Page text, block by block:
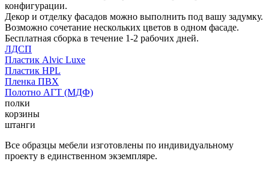
конфигурации.
Декор и отделку фасадов можно выполнить под вашу задумку.
Возможно сочетание нескольких цветов в одном фасаде.
Бесплатная сборка в течение 1-2 рабочих дней.
ЛДСП
Пластик Alvic Luxe
Пластик HPL
Пленка ПВХ
Полотно АГТ (МДФ)
полки
корзины
штанги
Все образцы мебели изготовлены по индивидуальному
проекту в единственном экземпляре.